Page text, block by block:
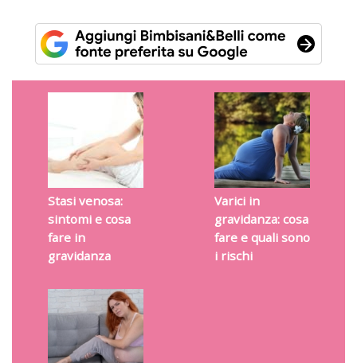
Stasi venosa:
sintomi e cosa
fare in
gravidanza
Varici in
gravidanza: cosa
fare e quali sono
i rischi